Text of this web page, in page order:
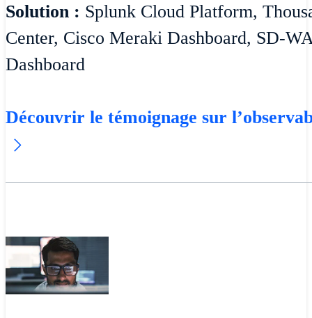
Solution : Splunk Cloud Platform,
Center, Cisco Meraki Dashboard, SD-
Dashboard
Découvrir le témoignage sur